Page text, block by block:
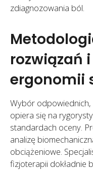
zdiagnozowania ból.
rozwiązań
ergonomii
Wybór
opiera się na
standardach oceny.
analizę
obciążeniowe.
fizjoterapii dokładnie